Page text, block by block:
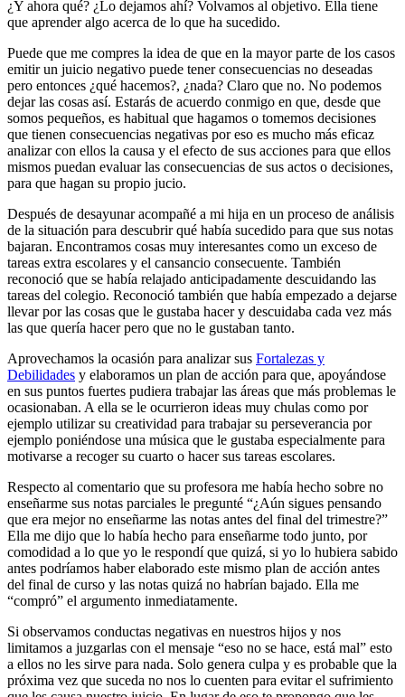
¿Y ahora qué? ¿Lo dejamos ahí? Volvamos al objetivo. Ella tiene
que aprender algo acerca de lo que ha sucedido.
Puede que me compres la idea de que en la mayor parte de los casos
emitir un juicio negativo puede tener consecuencias no deseadas
pero entonces ¿qué hacemos?, ¿nada? Claro que no. No podemos
dejar las cosas así. Estarás de acuerdo conmigo en que, desde que
somos pequeños, es habitual que hagamos o tomemos decisiones
que tienen consecuencias negativas por eso es mucho más eficaz
analizar con ellos la causa y el efecto de sus acciones para que ellos
mismos puedan evaluar las consecuencias de sus actos o decisiones,
para que hagan su propio jucio.
Después de desayunar acompañé a mi hija en un proceso de análisis
de la situación para descubrir qué había sucedido para que sus notas
bajaran. Encontramos cosas muy interesantes como un exceso de
tareas extra escolares y el cansancio consecuente. También
reconoció que se había relajado anticipadamente descuidando las
tareas del colegio. Reconoció también que había empezado a dejarse
llevar por las cosas que le gustaba hacer y descuidaba cada vez más
las que quería hacer pero que no le gustaban tanto.
Aprovechamos la ocasión para analizar sus Fortalezas y
Debilidades y elaboramos un plan de acción para que, apoyándose
en sus puntos fuertes pudiera trabajar las áreas que más problemas le
ocasionaban. A ella se le ocurrieron ideas muy chulas como por
ejemplo utilizar su creatividad para trabajar su perseverancia por
ejemplo poniéndose una música que le gustaba especialmente para
motivarse a recoger su cuarto o hacer sus tareas escolares.
Respecto al comentario que su profesora me había hecho sobre no
enseñarme sus notas parciales le pregunté “¿Aún sigues pensando
que era mejor no enseñarme las notas antes del final del trimestre?”
Ella me dijo que lo había hecho para enseñarme todo junto, por
comodidad a lo que yo le respondí que quizá, si yo lo hubiera sabido
antes podríamos haber elaborado este mismo plan de acción antes
del final de curso y las notas quizá no habrían bajado. Ella me
“compró” el argumento inmediatamente.
Si observamos conductas negativas en nuestros hijos y nos
limitamos a juzgarlas con el mensaje “eso no se hace, está mal” esto
a ellos no les sirve para nada. Solo genera culpa y es probable que la
próxima vez que suceda no nos lo cuenten para evitar el sufrimiento